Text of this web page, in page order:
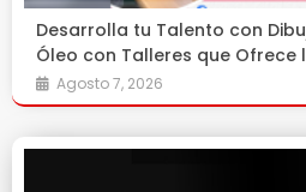
Desarrolla tu Talento con
Óleo con Talleres que Ofrece
Agosto 7, 2026